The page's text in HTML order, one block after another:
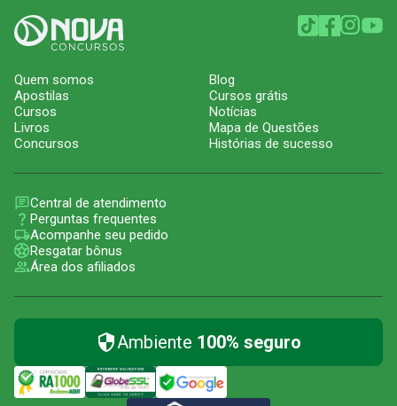
Quem somos
Apostilas
Cursos
Livros
Concursos
Blog
Cursos grátis
Notícias
Mapa de Questões
Histórias de sucesso
Central de atendimento
Perguntas frequentes
Acompanhe seu pedido
Resgatar bônus
Área dos afiliados
Ambiente 100% seguro